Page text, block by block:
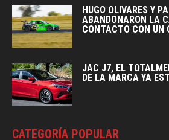
HUGO OLIVARES Y
ABANDONARON LA
CONTACTO CON UN
JAC J7, EL
DE LA MARCA YA
CATEGORÍA POPULAR